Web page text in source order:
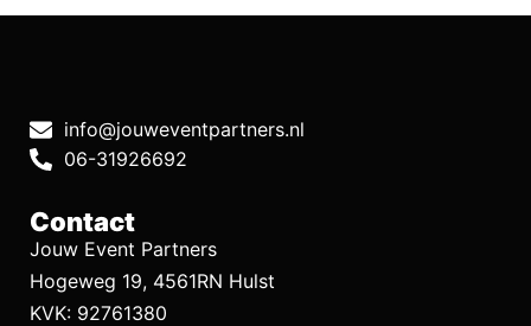
info@jouweventpartners.nl
06-31926692
Contact
Jouw Event Partners
Hogeweg 19, 4561RN Hulst
KVK: 92761380